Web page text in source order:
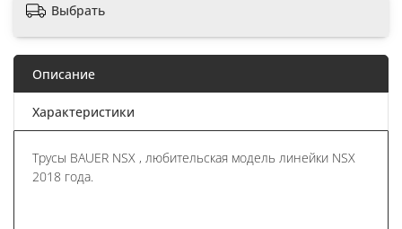
Выбрать
Описание
Характеристики
Трусы BAUER NSX , любительская модель линейки NSX
2018 года.